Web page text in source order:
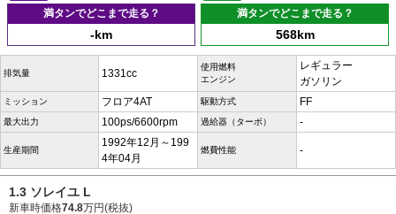
満タンでどこまで走る？
-km
満タンでどこまで走る？
568km
排気量 1331cc
使用燃料
エンジン
レギュラー
ガソリン
ミッション フロア4AT 駆動方式 FF
最大出力 100ps/6600rpm 過給器（ターボ） -
生産期間
1992年12月～199
4年04月
燃費性能 -
1.3 ソレイユ L
新車時価格74.8万円(税抜)